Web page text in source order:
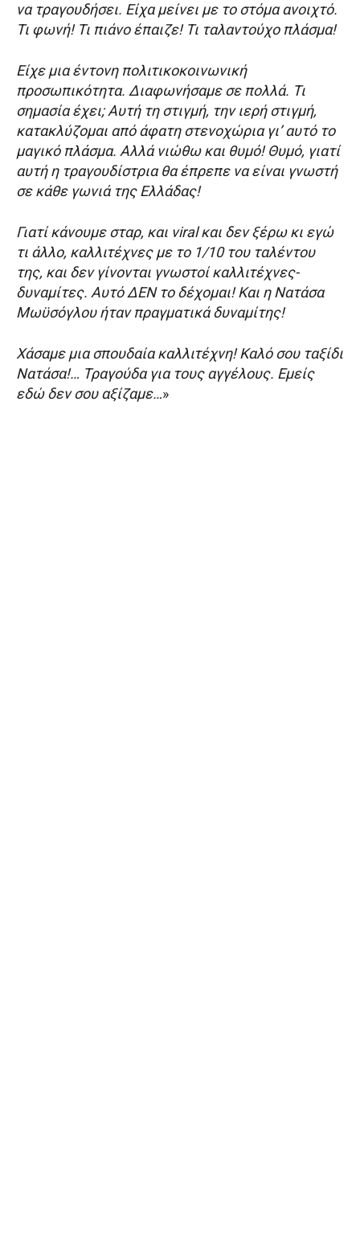
να τραγουδήσει. Είχα μείνει με το στόμα ανοιχτό.
Τι φωνή! Τι πιάνο έπαιζε! Τι ταλαντούχο πλάσμα!
Είχε μια έντονη πολιτικοκοινωνική
προσωπικότητα. Διαφωνήσαμε σε πολλά. Τι
σημασία έχει; Αυτή τη στιγμή, την ιερή στιγμή,
κατακλύζομαι από άφατη στενοχώρια γι’ αυτό το
μαγικό πλάσμα. Αλλά νιώθω και θυμό! Θυμό, γιατί
αυτή η τραγουδίστρια θα έπρεπε να είναι γνωστή
σε κάθε γωνιά της Ελλάδας!
Γιατί κάνουμε σταρ, και viral και δεν ξέρω κι εγώ
τι άλλο, καλλιτέχνες με το 1/10 του ταλέντου
της, και δεν γίνονται γνωστοί καλλιτέχνες-
δυναμίτες. Αυτό ΔΕΝ το δέχομαι! Και η Νατάσα
Μωϋσόγλου ήταν πραγματικά δυναμίτης!
Χάσαμε μια σπουδαία καλλιτέχνη! Καλό σου ταξίδι
Νατάσα!… Τραγούδα για τους αγγέλους. Εμείς
εδώ δεν σου αξίζαμε…»